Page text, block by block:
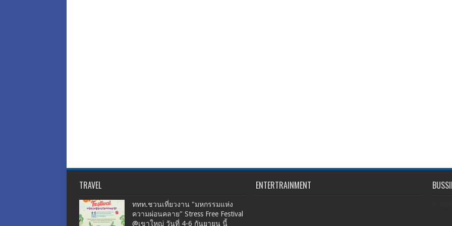
TRAVEL
ททท.ชวนเที่ยวงาน "มหกรรมแห่ง
ความผ่อนคลาย" Stress Free Festival
@เขาใหญ่ วันที่ 4-6 กันยายน นี้
ENTERTRAINMENT